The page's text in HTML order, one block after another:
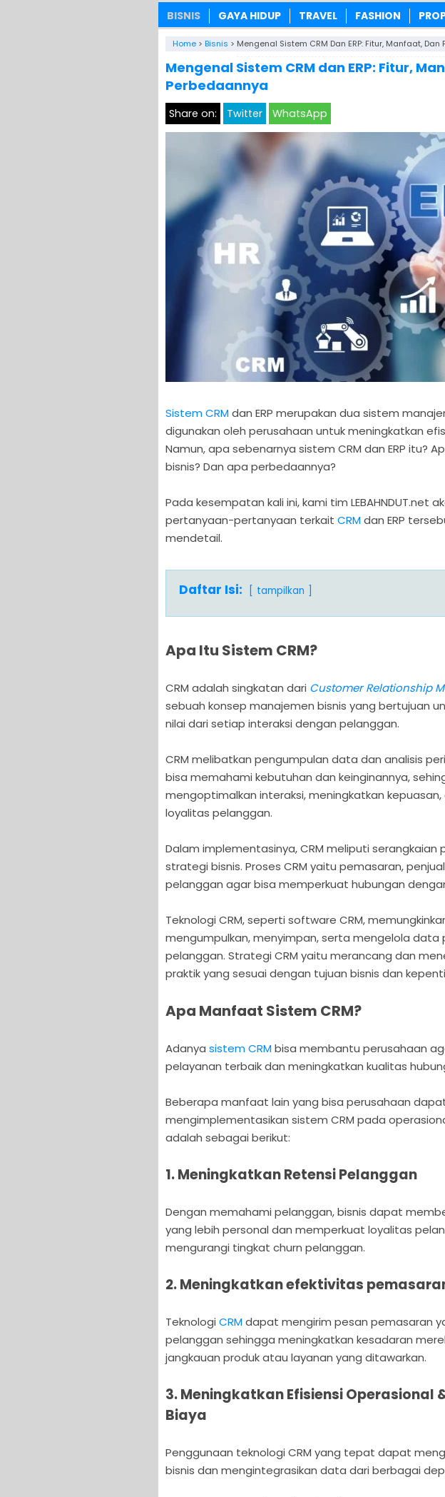
BISNIS GAYA HIDUP TRAVEL FASHION
Home > Bisnis > Mengenal Sistem CRM Dan ERP: Fitur, Manfaat,
Mengenal Sistem CRM dan ERP: Fitur,
Perbedaannya
Share on: Twitter WhatsApp
Sistem CRMdan ERP merupakan dua sistem
digunakan oleh perusahaan untuk meningkatkan
Namun, apa sebenarnya sistem CRM dan ERP itu?
bisnis? Dan apa perbedaannya?
Pada kesempatan kali ini, kami tim LEBAHNDUT.net
pertanyaan-pertanyaan terkait CRMdan ERP
mendetail.
Daftar Isi: tampilkan
Apa Itu Sistem CRM?
CRM adalah singkatan dari Customer Relationship
sebuah konsep manajemen bisnis yang bertujuan
nilai dari setiap interaksi dengan pelanggan.
CRM melibatkan pengumpulan data dan analisis
bisa memahami kebutuhan dan keinginannya,
mengoptimalkan interaksi, meningkatkan
loyalitas pelanggan.
Dalam implementasinya, CRM meliputi serangkaian
strategi bisnis. Proses CRM yaitu pemasaran,
pelanggan agar bisa memperkuat hubungan
Teknologi CRM, seperti software CRM,
mengumpulkan, menyimpan, serta mengelola data
pelanggan. Strategi CRM yaitu merancang dan
praktik yang sesuai dengan tujuan bisnis dan
Apa Manfaat Sistem CRM?
Adanya sistem CRMbisa membantu perusahaan
pelayanan terbaik dan meningkatkan kualitas
Beberapa manfaat lain yang bisa perusahaan
mengimplementasikan sistem CRM pada
adalah sebagai berikut:
1. Meningkatkan Retensi Pelanggan
Dengan memahami pelanggan, bisnis dapat
yang lebih personal dan memperkuat loyalitas
mengurangi tingkat churn pelanggan.
2. Meningkatkan efektivitas
Teknologi CRMdapat mengirim pesan pemasaran
pelanggan sehingga meningkatkan kesadaran
jangkauan produk atau layanan yang ditawarkan.
3. Meningkatkan Efisiensi Operasional
Biaya
Penggunaan teknologi CRM yang tepat dapat
bisnis dan mengintegrasikan data dari berbagai